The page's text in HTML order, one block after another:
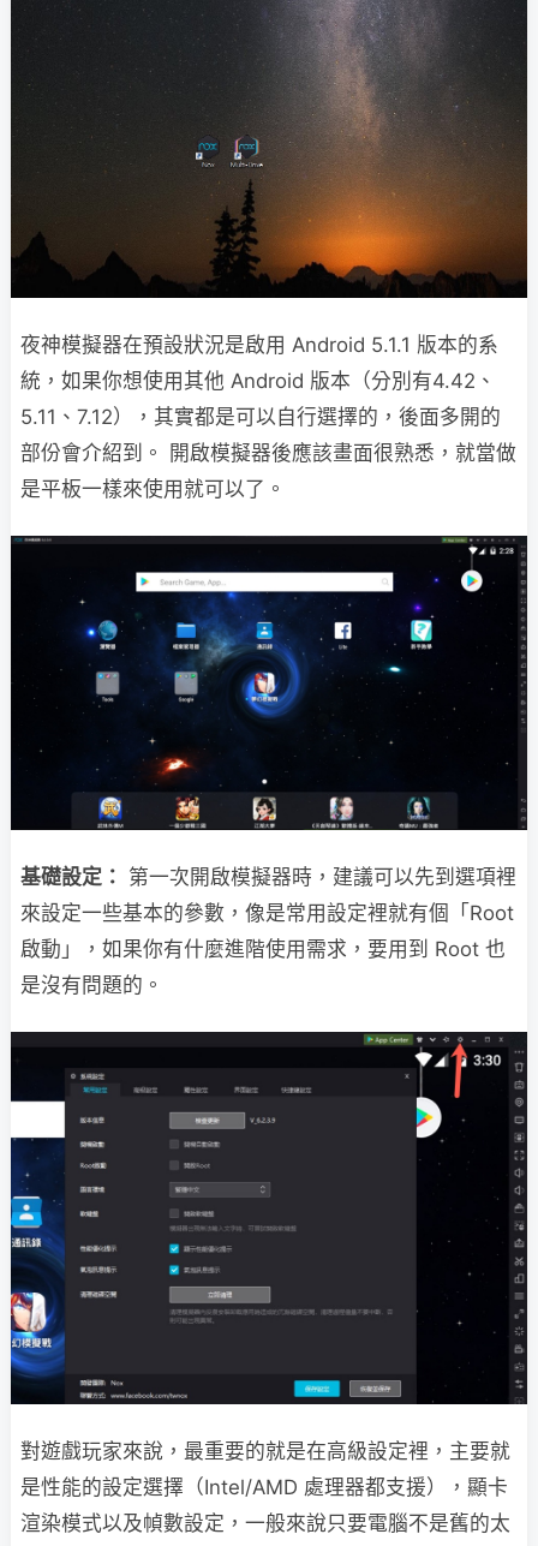
夜神模擬器在預設狀況是啟用 Android 5.1.1 版本的系
統，如果你想使用其他 Android 版本（分別有4.42、
5.11、7.12），其實都是可以自行選擇的，後面多開的
部份會介紹到。 開啟模擬器後應該畫面很熟悉，就當做
是平板一樣來使用就可以了。
基礎設定： 第一次開啟模擬器時，建議可以先到選項裡
來設定一些基本的參數，像是常用設定裡就有個「Root
啟動」，如果你有什麼進階使用需求，要用到 Root 也
是沒有問題的。
對遊戲玩家來說，最重要的就是在高級設定裡，主要就
是性能的設定選擇（Intel/AMD 處理器都支援），顯卡
渲染模式以及幀數設定，一般來說只要電腦不是舊的太